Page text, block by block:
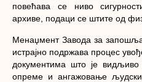
повећава се ниво
архиве, подаци се штите од
Менаџмент Завода за
истрајно подржава процес
документима што је
опреме и ангажовање